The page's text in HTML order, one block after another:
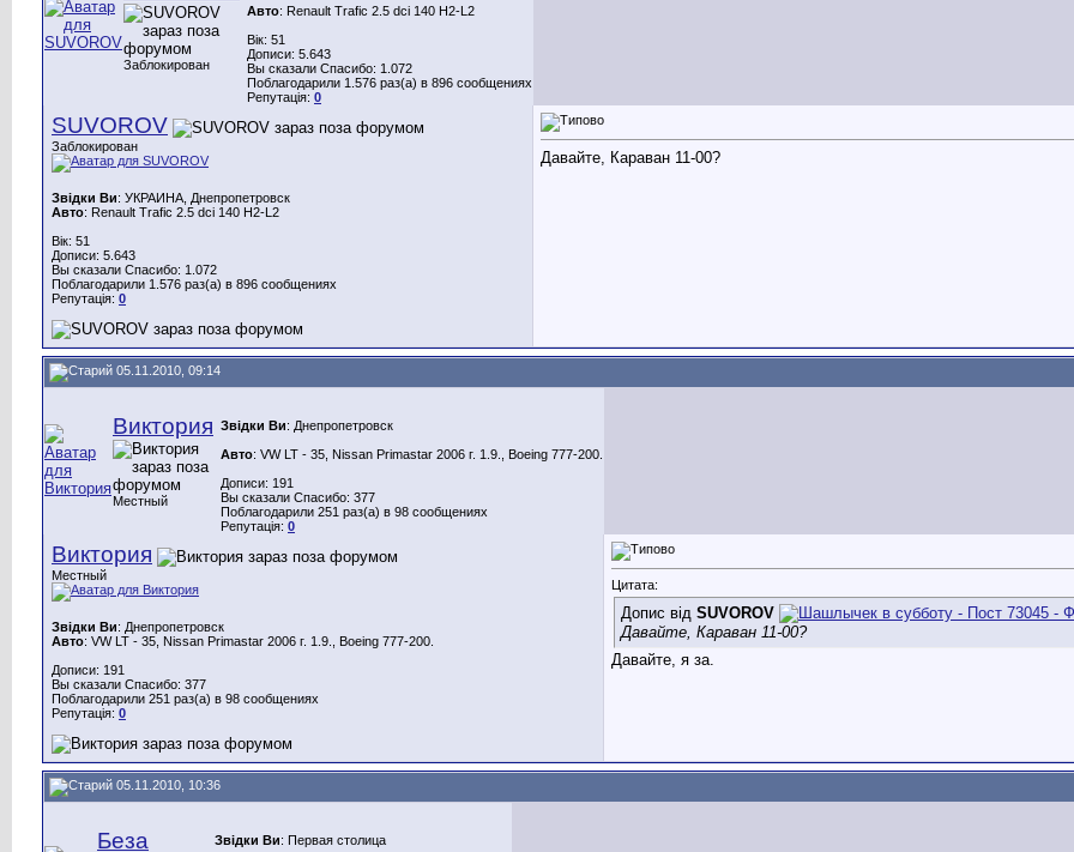
Заблокирован
Авто: Renault Trafic 2.5 dci 140 H2-L2
Вік: 51
Дописи: 5.643
Вы сказали Спасибо: 1.072
Поблагодарили 1.576 раз(а) в 896 сообщениях
Репутація: 0
SUVOROV
Заблокирован
Звідки Ви: УКРАИНА, Днепропетровск
Авто: Renault Trafic 2.5 dci 140 H2-L2
Вік: 51
Дописи: 5.643
Вы сказали Спасибо: 1.072
Поблагодарили 1.576 раз(а) в 896 сообщениях
Репутація: 0
Давайте, Караван 11-00?
05.11.2010, 09:14
Виктория
Местный
Звідки Ви: Днепропетровск
Авто: VW LT - 35, Nissan Primastar 2006 г. 1.9., Boeing 777-200.
Дописи: 191
Вы сказали Спасибо: 377
Поблагодарили 251 раз(а) в 98 сообщениях
Репутація: 0
Виктория
Местный
Звідки Ви: Днепропетровск
Авто: VW LT - 35, Nissan Primastar 2006 г. 1.9., Boeing 777-200.
Дописи: 191
Вы сказали Спасибо: 377
Поблагодарили 251 раз(а) в 98 сообщениях
Репутація: 0
Цитата:
Допис від SUVOROV
Давайте, Караван 11-00?
Давайте, я за.
05.11.2010, 10:36
Беза Звідки Ви: Первая столица